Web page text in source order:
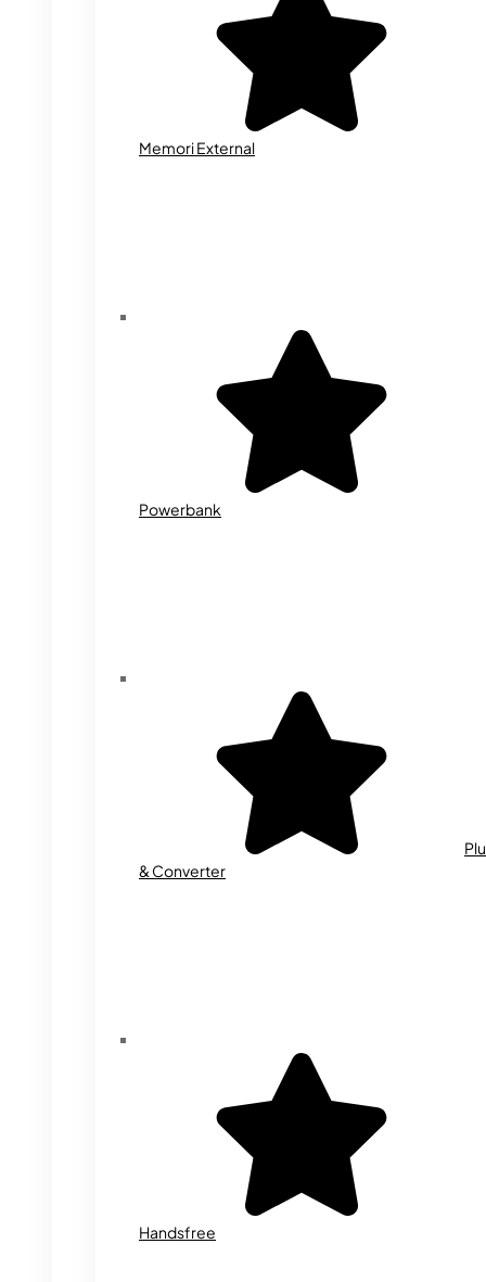
Memori External
Powerbank
& Converter
Handsfree